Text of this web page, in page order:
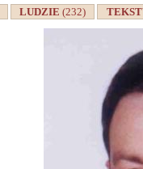
LUDZIE(232)